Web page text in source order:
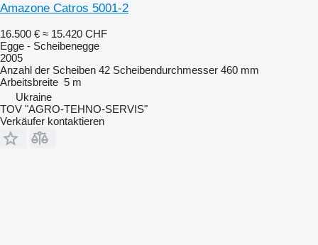
Amazone Catros 5001-2
16.500 € ≈ 15.420 CHF
Egge - Scheibenegge
2005
Anzahl der Scheiben 42 Scheibendurchmesser 460 mm
Arbeitsbreite 5 m
Ukraine
TOV "AGRO-TEHNO-SERVIS"
Verkäufer kontaktieren